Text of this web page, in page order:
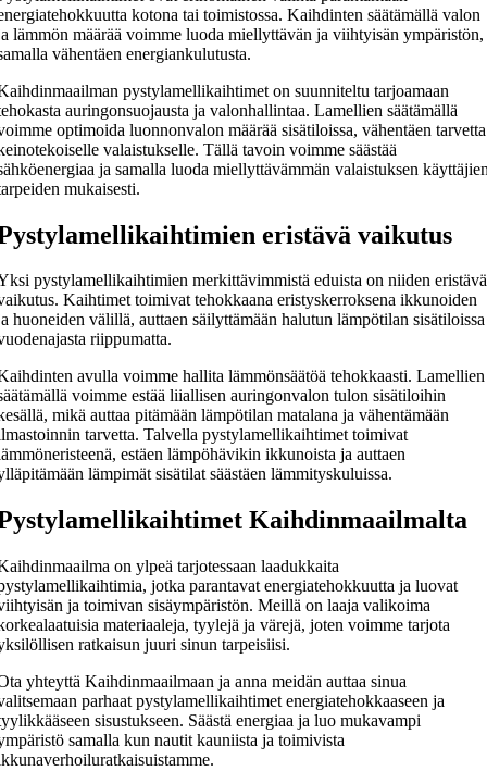
kotona tai toimistossa. Kaihdinten säätämällä valon
lämmön määrää voimme luoda miellyttävän ja viihtyisän ympäristön,
vähentäen energiankulutusta.
pystylamellikaihtimet on suunniteltu tarjoamaan
auringonsuojausta ja valonhallintaa. Lamellien säätämällä
optimoida luonnonvalon määrää sisätiloissa, vähentäen tarvetta
valaistukselle. Tällä tavoin voimme säästää
ja samalla luoda miellyttävämmän valaistuksen
mukaisesti.
eristävä vaikutus
pystylamellikaihtimien merkittävimmistä eduista on niiden eristävä
Kaihtimet toimivat tehokkaana eristyskerroksena ikkunoiden
huoneiden välillä, auttaen säilyttämään halutun lämpötilan sisätiloissa
riippumatta.
avulla voimme hallita lämmönsäätöä tehokkaasti. Lamellien
voimme estää liiallisen auringonvalon tulon sisätiloihin
mikä auttaa pitämään lämpötilan matalana ja vähentämään
tarvetta. Talvella pystylamellikaihtimet toimivat
estäen lämpöhävikin ikkunoista ja auttaen
lämpimät sisätilat säästäen lämmityskuluissa.
Kaihdinmaailmalta
on ylpeä tarjotessaan laadukkaita
jotka parantavat energiatehokkuutta ja luovat
ja toimivan sisäympäristön. Meillä on laaja valikoima
materiaaleja, tyylejä ja värejä, joten voimme tarjota
ratkaisun juuri sinun tarpeisiisi.
yhteyttä Kaihdinmaailmaan ja anna meidän auttaa sinua
parhaat pystylamellikaihtimet energiatehokkaaseen ja
sisustukseen. Säästä energiaa ja luo mukavampi
samalla kun nautit kauniista ja toimivista